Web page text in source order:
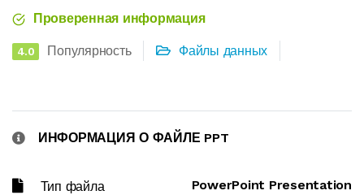
Проверенная информация
4.0 Популярность Файлы данных
ИНФОРМАЦИЯ О ФАЙЛЕ PPT
Тип файла PowerPoint Presentation